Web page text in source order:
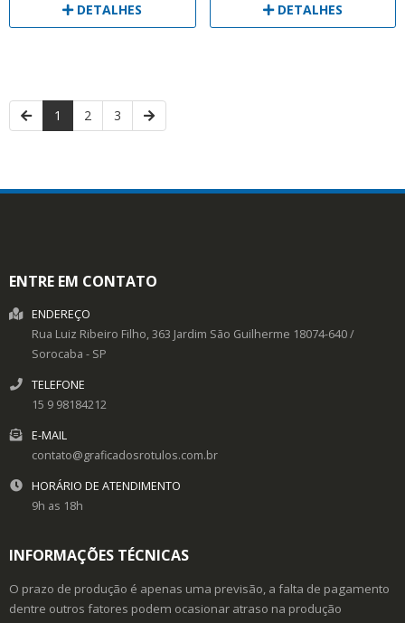
DETALHES DETALHES
1 2 3
ENTRE EM CONTATO
ENDEREÇO
Rua Luiz Ribeiro Filho, 363 Jardim São Guilherme 18074-640/
Sorocaba - SP
TELEFONE
15 9 98184212
E-MAIL
contato@graficadosrotulos.com.br
HORÁRIO DE ATENDIMENTO
9h as 18h
INFORMAÇÕES TÉCNICAS
O prazo de produção é apenas uma previsão, a falta de pagamento
dentre outros fatores podem ocasionar atraso na produção